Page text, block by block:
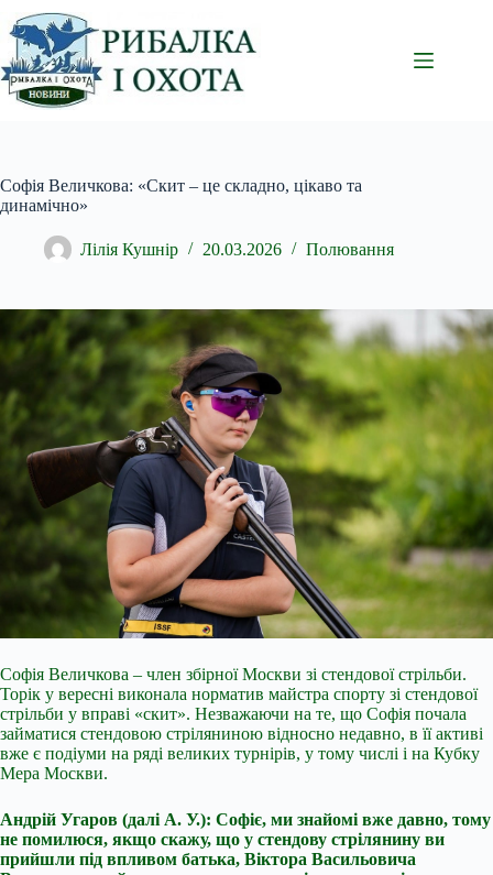
Перейти
до
вмісту
Софія Величкова: «Скит – це складно, цікаво та
динамічно»
Лілія Кушнір 20.03.2026 Полювання
Софія Величкова – член збірної Москви зі стендової стрільби.
Торік у вересні виконала норматив майстра спорту зі стендової
стрільби у вправі «скит». Незважаючи на те, що Софія почала
займатися стендовою стріляниною відносно недавно, в її активі
вже є подіуми на ряді великих турнірів, у тому числі і на Кубку
Мера Москви.
Андрій Угаров (далі А. У.): Софіє, ми знайомі вже давно, тому
не помилюся, якщо скажу, що у стендову стрілянину ви
прийшли під впливом батька, Віктора Васильовича